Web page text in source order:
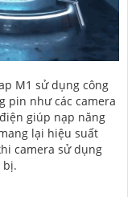
M1 sử dụng công
pin như các camera
giúp nạp năng
lại hiệu suất
camera sử dụng
bị.